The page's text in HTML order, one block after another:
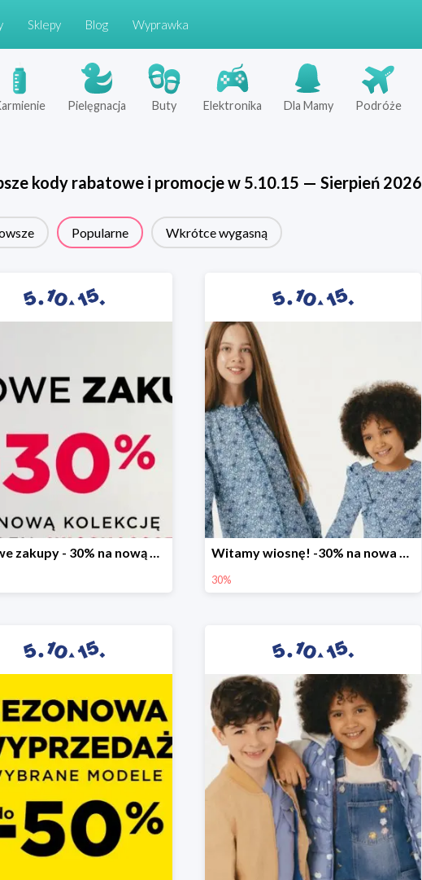
Sklepy Blog Wyprawka
Pielęgnacja Buty Elektronika Dla Mamy Podróże
kody rabatowe i promocje w 5.10.15 — Sierpień 2026
Popularne Wkrótce wygasną
Stylowe zakupy - 30% na nową kolekcję Witamy wiosnę! -30% na nowa kolekcję
30%